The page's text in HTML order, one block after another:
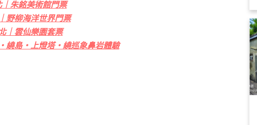
｜朱銘美術館門票
野柳海洋世界門票
｜雲仙樂園套票
繞島・上燈塔・繞巡象鼻岩體驗